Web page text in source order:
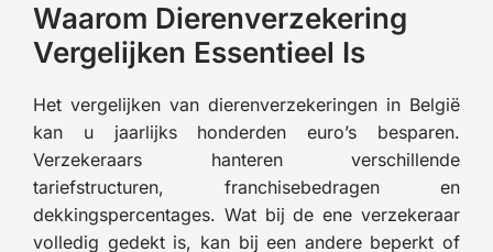
Waarom Dierenverzekering
Vergelijken Essentieel Is
Het vergelijken van dierenverzekeringen in België
kan u jaarlijks honderden euro’s besparen.
Verzekeraars hanteren verschillende
tariefstructuren, franchisebedragen en
dekkingspercentages. Wat bij de ene verzekeraar
volledig gedekt is, kan bij een andere beperkt of